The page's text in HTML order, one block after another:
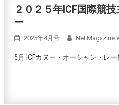
２０２５年ICF国際競
ー
2025年4月号 Net Magazine
5月 ICFカヌー・オーシャン・レー